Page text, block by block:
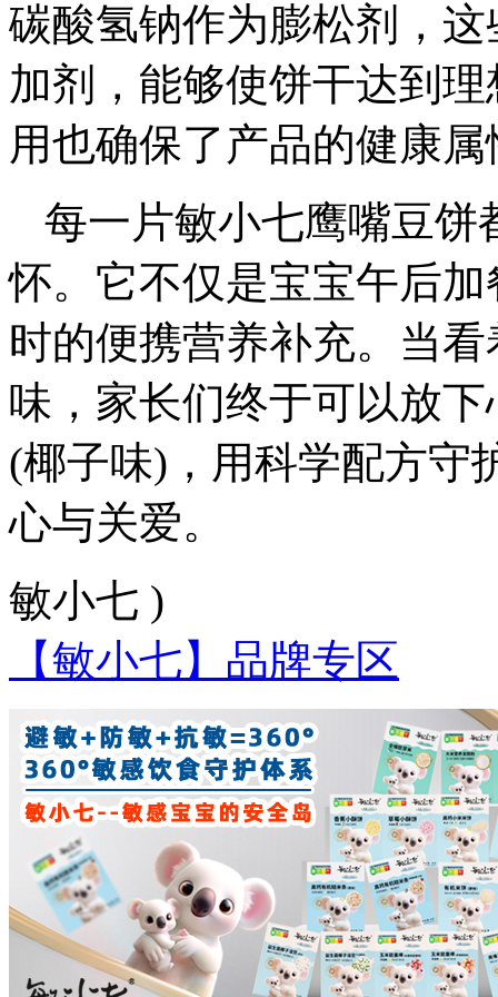
碳酸氢钠作为膨松剂，
加剂，能够使饼干达到
用也确保了产品的健康属
每一片敏小七鹰嘴豆饼
怀。它不仅是宝宝午后
时的便携营养补充。当
味，家长们终于可以放
(椰子味)，用科学配方守
心与关爱。
敏小七 )
【敏小七】品牌专区